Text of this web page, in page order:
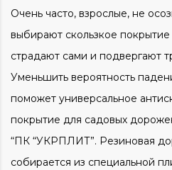
Очень часто, взрослые, не
выбирают скользкое
страдают сами и подвергают
Уменьшить вероятность
поможет универсальное
покрытие для садовых
“ПК “УКРПЛИТ”. Резиновая
собирается из специальной